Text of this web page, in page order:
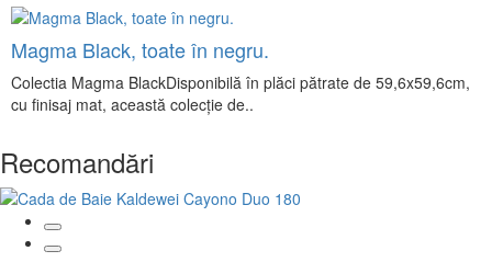
Magma Black, toate în negru.
Colectia Magma BlackDisponibilă în plăci pătrate de 59,6x59,6cm,
cu finisaj mat, această colecție de..
Recomandări